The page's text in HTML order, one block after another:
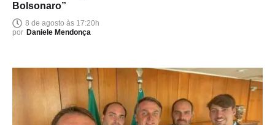
Bolsonaro”
8 de agosto às 17:20h
por Daniele Mendonça